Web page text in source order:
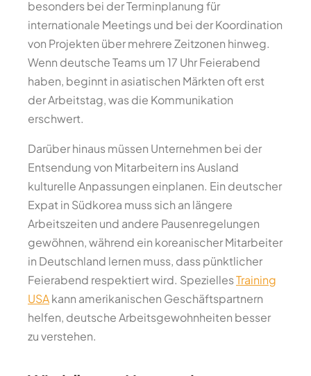
besonders bei der Terminplanung für
internationale Meetings und bei der Koordination
von Projekten über mehrere Zeitzonen hinweg.
Wenn deutsche Teams um 17 Uhr Feierabend
haben, beginnt in asiatischen Märkten oft erst
der Arbeitstag, was die Kommunikation
erschwert.
Darüber hinaus müssen Unternehmen bei der
Entsendung von Mitarbeitern ins Ausland
kulturelle Anpassungen einplanen. Ein deutscher
Expat in Südkorea muss sich an längere
Arbeitszeiten und andere Pausenregelungen
gewöhnen, während ein koreanischer Mitarbeiter
in Deutschland lernen muss, dass pünktlicher
Feierabend respektiert wird. SpeziellesTraining
USAkann amerikanischen Geschäftspartnern
helfen, deutsche Arbeitsgewohnheiten besser
zu verstehen.